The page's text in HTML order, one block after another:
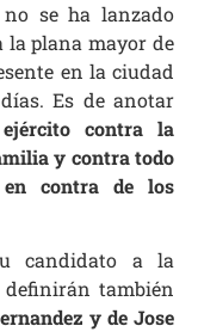
se ha lanzado
la plana mayor de
en la ciudad
Es de anotar
contra la
y contra todo
contra de los
candidato a la
definirán también
y de Jose